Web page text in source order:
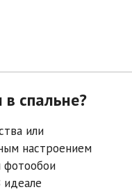
спальне?
или
настроением
фотообои